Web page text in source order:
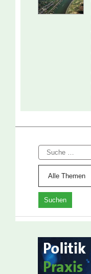
Suche